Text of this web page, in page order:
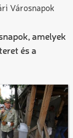
amelyek
és a